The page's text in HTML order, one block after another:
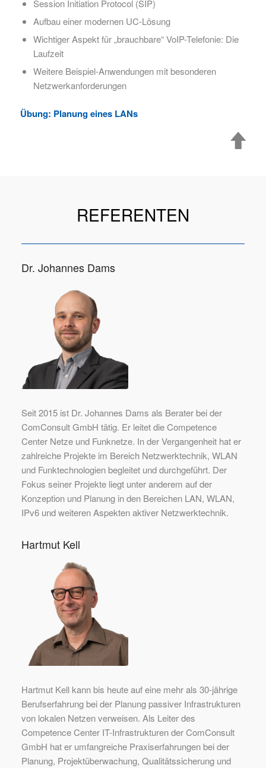
Session Initiation Protocol (SIP)​
Aufbau einer modernen UC-Lösung
Wichtiger Aspekt für „brauchbare“ VoIP-Telefonie: Die
Laufzeit​
Weitere Beispiel-Anwendungen mit besonderen
Netzwerkanforderungen
Übung: Planung eines LANs
REFERENTEN
Dr. Johannes Dams
Seit 2015 ist Dr. Johannes Dams als Berater bei der
ComConsult GmbH tätig. Er leitet die Competence
Center Netze und Funknetze. In der Vergangenheit hat er
zahlreiche Projekte im Bereich Netzwerktechnik, WLAN
und Funktechnologien begleitet und durchgeführt. Der
Fokus seiner Projekte liegt unter anderem auf der
Konzeption und Planung in den Bereichen LAN, WLAN,
IPv6 und weiteren Aspekten aktiver Netzwerktechnik.
Hartmut Kell
Hartmut Kell kann bis heute auf eine mehr als 30-jährige
Berufserfahrung bei der Planung passiver Infrastrukturen
von lokalen Netzen verweisen. Als Leiter des
Competence Center IT-Infrastrukturen der ComConsult
GmbH hat er umfangreiche Praxiserfahrungen bei der
Planung, Projektüberwachung, Qualitätssicherung und